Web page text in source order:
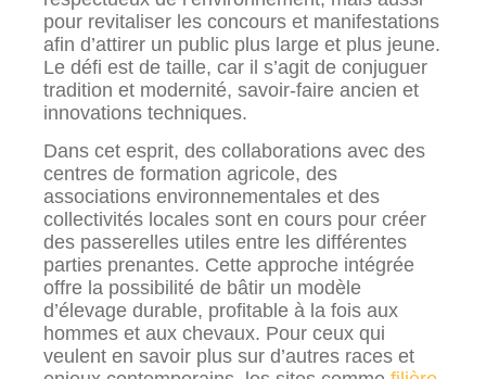
pour revitaliser les concours et manifestations
afin d’attirer un public plus large et plus jeune.
Le défi est de taille, car il s’agit de conjuguer
tradition et modernité, savoir-faire ancien et
innovations techniques.
Dans cet esprit, des collaborations avec des
centres de formation agricole, des
associations environnementales et des
collectivités locales sont en cours pour créer
des passerelles utiles entre les différentes
parties prenantes. Cette approche intégrée
offre la possibilité de bâtir un modèle
d’élevage durable, profitable à la fois aux
hommes et aux chevaux. Pour ceux qui
veulent en savoir plus sur d’autres races et